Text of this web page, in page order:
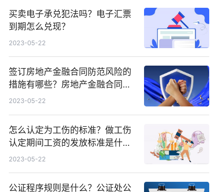
买卖电子承兑犯法吗？电子汇票
到期怎么兑现？
2023-05-22
签订房地产金融合同防范风险的
措施有哪些？房地产金融合同审
查的依据是什么？
2023-05-22
怎么认定为工伤的标准？做工伤
认定期间工资的发放标准是什
么？
2023-05-22
公证程序规则是什么？公证处公